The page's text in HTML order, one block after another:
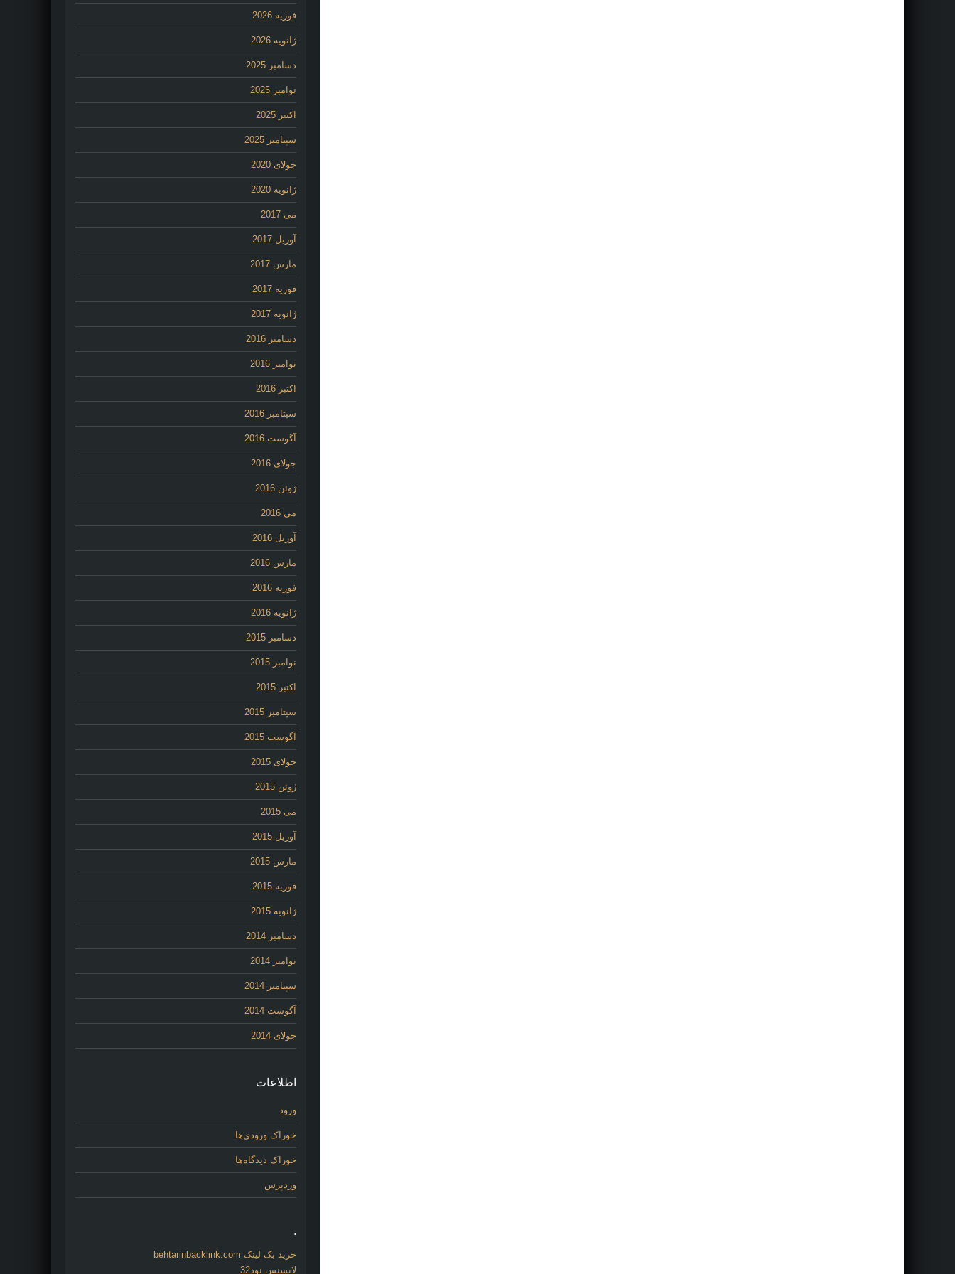
فوریه 2026
ژانویه 2026
دسامبر 2025
نوامبر 2025
اکتبر 2025
سپتامبر 2025
جولای 2020
ژانویه 2020
می 2017
آوریل 2017
مارس 2017
فوریه 2017
ژانویه 2017
دسامبر 2016
نوامبر 2016
اکتبر 2016
سپتامبر 2016
آگوست 2016
جولای 2016
ژوئن 2016
می 2016
آوریل 2016
مارس 2016
فوریه 2016
ژانویه 2016
دسامبر 2015
نوامبر 2015
اکتبر 2015
سپتامبر 2015
آگوست 2015
جولای 2015
ژوئن 2015
می 2015
آوریل 2015
مارس 2015
فوریه 2015
ژانویه 2015
دسامبر 2014
نوامبر 2014
سپتامبر 2014
آگوست 2014
جولای 2014
اطلاعات
ورود
خوراک ورودی‌ها
خوراک دیدگاه‌ها
وردپرس
.
خرید بک لینک behtarinbacklink.com
لایسنس نود32